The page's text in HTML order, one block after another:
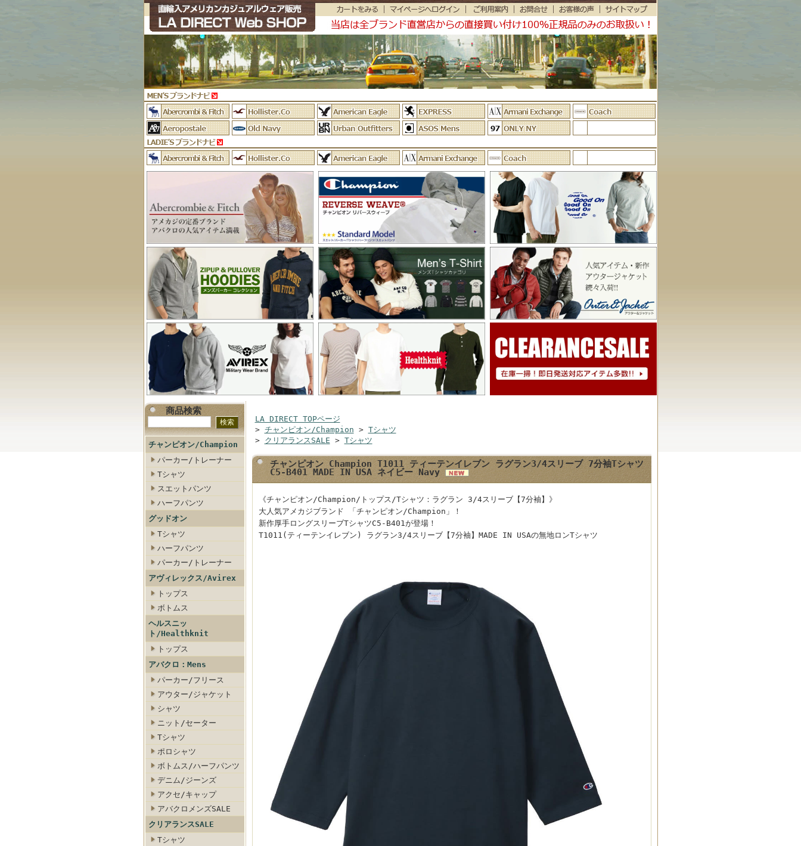
商品検索
チャンピオン/Champion
パーカー/トレーナー
Tシャツ
スエットパンツ
ハーフパンツ
グッドオン
Tシャツ
ハーフパンツ
パーカー/トレーナー
アヴィレックス/Avirex
トップス
ボトムス
ヘルスニッ
ト/Healthknit
トップス
アバクロ：Mens
パーカー/フリース
アウター/ジャケット
シャツ
ニット/セーター
Tシャツ
ポロシャツ
ボトムス/ハーフパンツ
デニム/ジーンズ
アクセ/キャップ
アバクロメンズSALE
クリアランスSALE
Tシャツ
LA DIRECT TOPページ
> チャンピオン/Champion > Tシャツ
> クリアランスSALE > Tシャツ
チャンピオン Champion T1011 ティーテンイレブン ラグラン3/4スリーブ 7分袖Tシャツ
C5-B401 MADE IN USA ネイビー Navy
《チャンピオン/Champion/トップス/Tシャツ：ラグラン 3/4スリーブ【7分袖】》
大人気アメカジブランド 「チャンピオン/Champion」！
新作厚手ロングスリーブTシャツC5-B401が登場！
T1011(ティーテンイレブン) ラグラン3/4スリーブ【7分袖】MADE IN USAの無地ロンTシャツ